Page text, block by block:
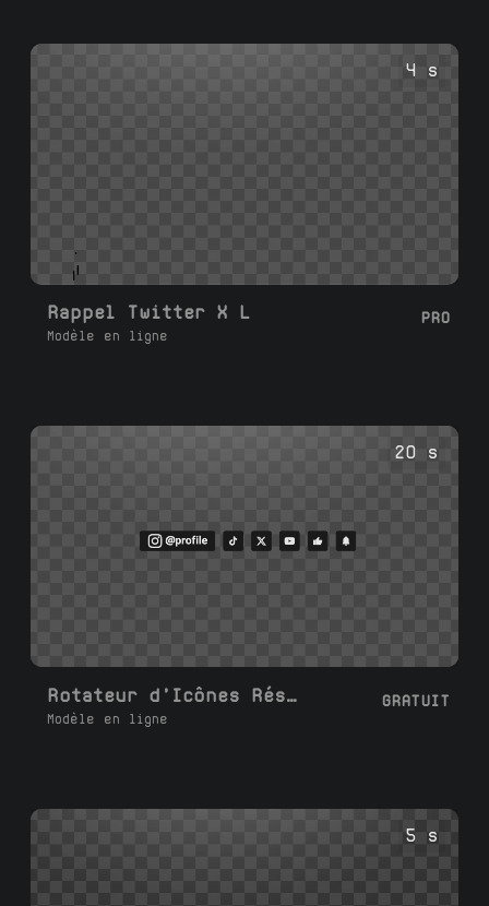
4 s
Rappel Twitter X L
Modèle en ligne
PRO
20 s
Rotateur d’Icônes Réseaux Sociaux 2–6
Modèle en ligne
GRATUIT
5 s